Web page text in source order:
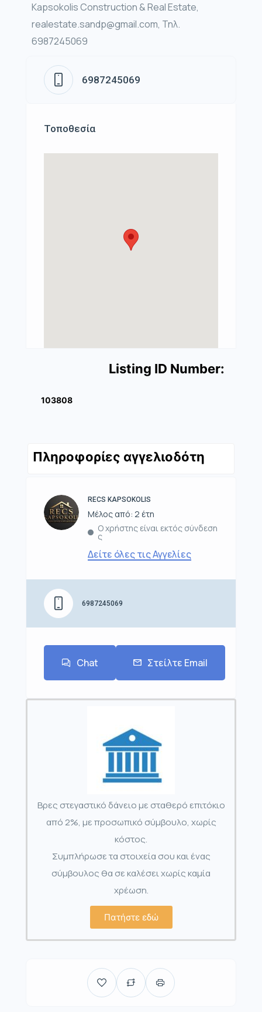
Kapsokolis Construction & Real Estate,
realestate.sandp@gmail.com, Τηλ.
6987245069
6987245069
Τοποθεσία
Listing ID Number:
103808
Πληροφορίες αγγελιοδότη
RECS KAPSOKOLIS
Μέλος από: 2 έτη
Ο χρήστης είναι εκτός σύνδεση
ς
Δείτε όλες τις Αγγελίες
6987245069
Chat Στείλτε Email
Βρες στεγαστικό δάνειο με σταθερό επιτόκιο
από 2%, με προσωπικό σύμβουλο, χωρίς
κόστος.
Συμπλήρωσε τα στοιχεία σου και ένας
σύμβουλος θα σε καλέσει χωρίς καμία
χρέωση.
Πατήστε εδώ